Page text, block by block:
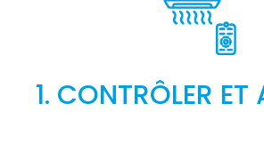
1. CONTRÔLER ET